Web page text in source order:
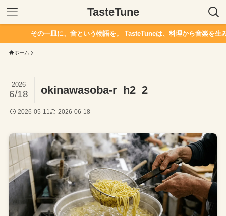
TasteTune
その一皿に、音という物語を。 TasteTuneは、料理から音楽を生み
ホーム
okinawasoba-r_h2_2
2026
6/18
2026-05-11 2026-06-18